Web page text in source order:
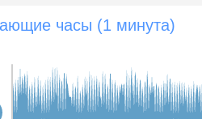
часы (1 минута)